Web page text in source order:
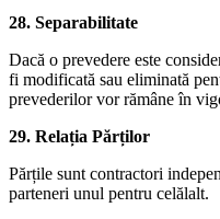
28. Separabilitate
Dacă o prevedere este
fi modificată sau eliminată
prevederilor vor rămâne în
29. Relația Părților
Părțile sunt contractori
parteneri unul pentru celălalt.